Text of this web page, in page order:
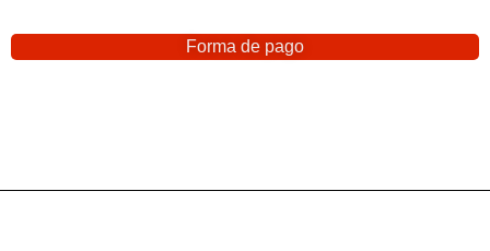
Forma de pago